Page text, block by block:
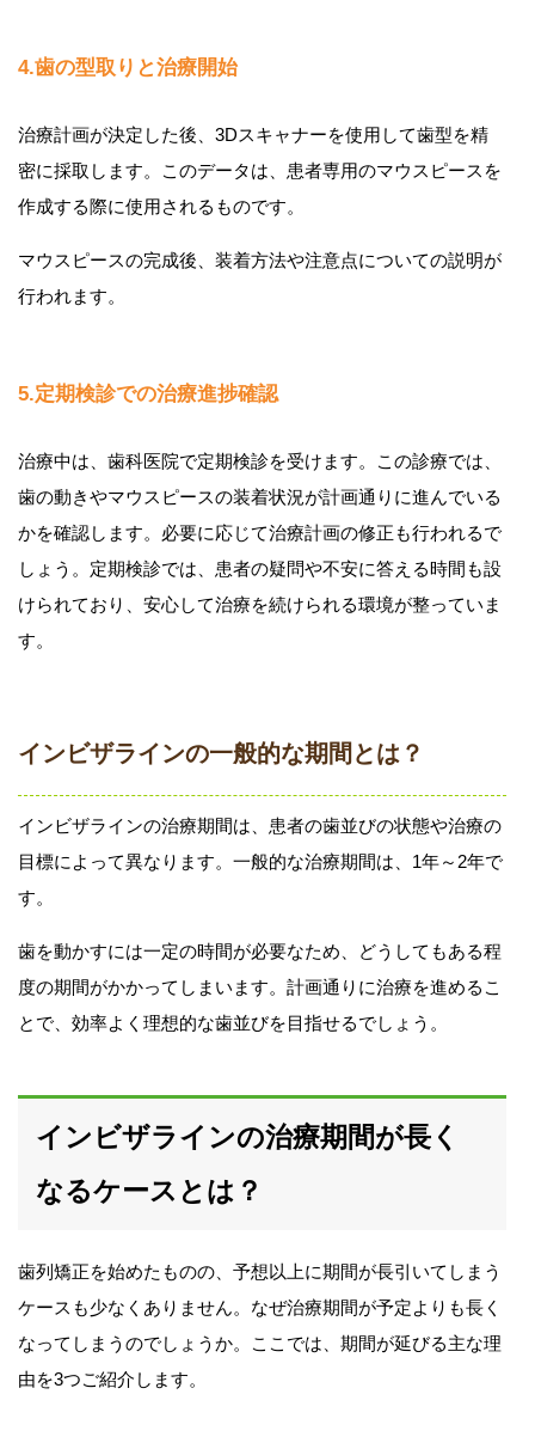
4.歯の型取りと治療開始
治療計画が決定した後、3Dスキャナーを使用して歯型を精
密に採取します。このデータは、患者専用のマウスピースを
作成する際に使用されるものです。
マウスピースの完成後、装着方法や注意点についての説明が
行われます。
5.定期検診での治療進捗確認
治療中は、歯科医院で定期検診を受けます。この診療では、
歯の動きやマウスピースの装着状況が計画通りに進んでいる
かを確認します。必要に応じて治療計画の修正も行われるで
しょう。定期検診では、患者の疑問や不安に答える時間も設
けられており、安心して治療を続けられる環境が整っていま
す。
インビザラインの一般的な期間とは？
インビザラインの治療期間は、患者の歯並びの状態や治療の
目標によって異なります。一般的な治療期間は、1年～2年で
す。
歯を動かすには一定の時間が必要なため、どうしてもある程
度の期間がかかってしまいます。計画通りに治療を進めるこ
とで、効率よく理想的な歯並びを目指せるでしょう。
インビザラインの治療期間が長く
なるケースとは？
歯列矯正を始めたものの、予想以上に期間が長引いてしまう
ケースも少なくありません。なぜ治療期間が予定よりも長く
なってしまうのでしょうか。ここでは、期間が延びる主な理
由を3つご紹介します。